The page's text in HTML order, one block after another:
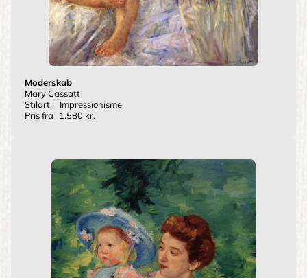
Moderskab
Mary Cassatt
Stilart:
Impressionisme
Pris fra
1.580 kr.